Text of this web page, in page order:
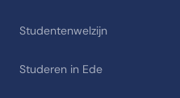
Studentenwelzijn
Studeren in Ede